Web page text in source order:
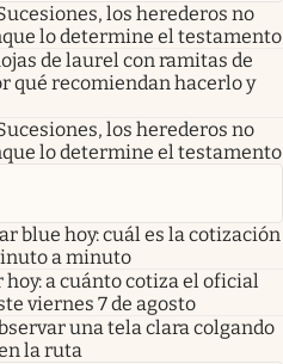
los herederos no
lo determine el testamento
de laurel con ramitas de
qué recomiendan hacerlo y
los herederos no
lo determine el testamento
blue hoy: cuál es la cotización
a minuto
hoy: a cuánto cotiza el oficial
viernes 7 de agosto
una tela clara colgando
la ruta